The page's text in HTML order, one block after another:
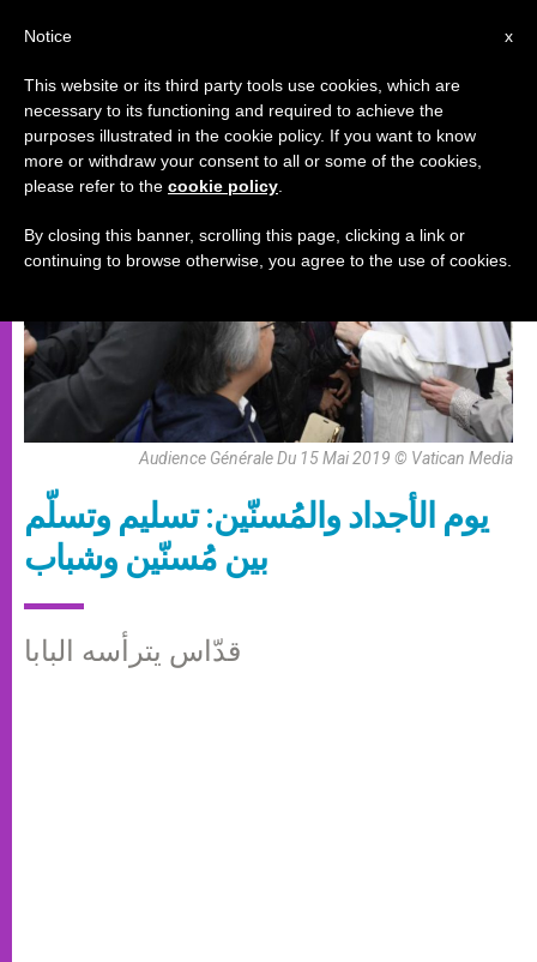
الأيام العالميّة للشبيبة
Audience Générale Du 15 Mai 2019 © Vatican Media
يوم الأجداد والمُسنّين: تسليم وتسلّم
بين مُسنّين وشباب
قدّاس يترأسه البابا
x
Notice
This website or its third party tools use cookies, which are
necessary to its functioning and required to achieve the
purposes illustrated in the cookie policy. If you want to know
more or withdraw your consent to all or some of the cookies,
please refer to the cookie policy
By closing this banner, scrolling this page, clicking a link or
continuing to browse otherwise, you agree to the use of cookies.